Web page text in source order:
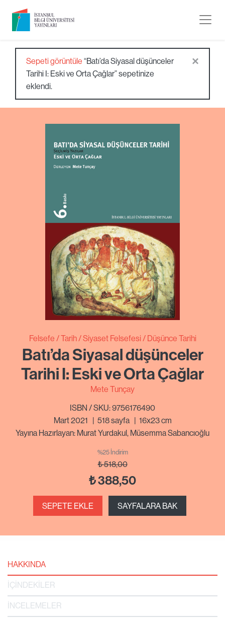
Sepeti görüntüle “Batı’da Siyasal düşünceler
Tarihi I: Eski ve Orta Çağlar” sepetinize
eklendi.
×
Felsefe Tarih Siyaset Felsefesi Düşünce Tarihi
Batı’da Siyasal düşünceler
Tarihi I: Eski ve Orta Çağlar
Mete Tunçay
ISBN / SKU: 9756176490
Mart 2021 | 518sayfa | 16x23 cm
Yayına Hazırlayan: Murat Yurdakul, Müsemma Sabancıoğlu
%25 İndirim
₺518,00
₺388,50
SEPETE EKLE SAYFALARA BAK
HAKKINDA
İÇİNDEKİLER
İNCELEMELER